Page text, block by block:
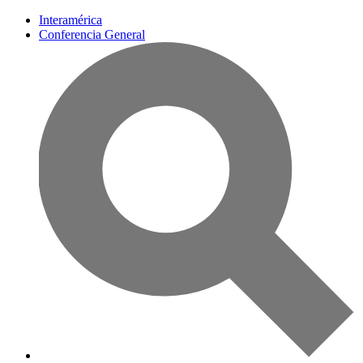
Interamérica
Conferencia General